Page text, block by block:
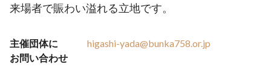
来場者で賑わい溢れる立地です。
主催団体に
お問い合わせ
higashi-yada@bunka758.or.jp